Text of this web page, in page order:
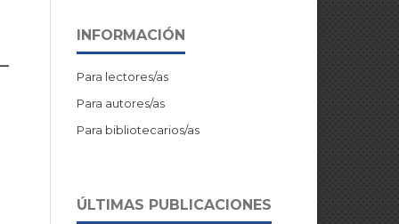
INFORMACIÓN
Para lectores/as
Para autores/as
Para bibliotecarios/as
ÚLTIMAS PUBLICACIONES